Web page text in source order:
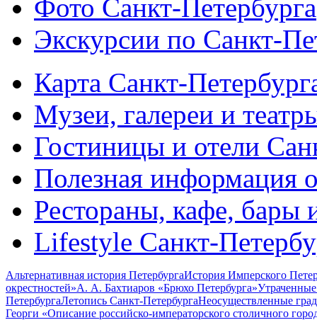
Фото Санкт-Петербурга
Экскурсии по Санкт-
Карта Санкт-
Музеи, галереи и
Гостиницы и отели
Полезная информация
Рестораны, кафе, бары
Lifestyle Санкт-
Альтернативная история ПетербургаИстория Имперского
окрестностей»А. А. Бахтиаров «Брюхо Петербурга»
ПетербургаЛетопись Санкт-ПетербургаНеосуществленные
Георги «Описание российско-императорского столичного